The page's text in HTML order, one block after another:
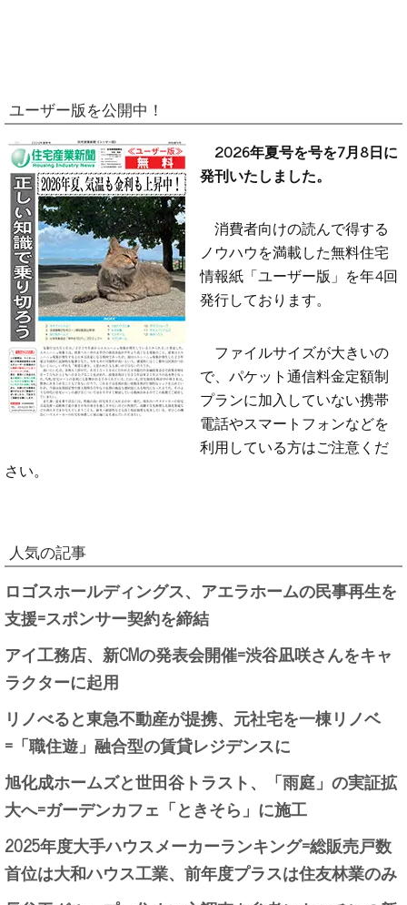
ユーザー版を公開中！
2026年夏号を号を7月8日に
発刊いたしました。
消費者向けの読んで得する
ノウハウを満載した無料住宅
情報紙「ユーザー版」を年4回
発行しております。
ファイルサイズが大きいの
で、パケット通信料金定額制
プランに加入していない携帯
電話やスマートフォンなどを
利用している方はご注意くだ
さい。
人気の記事
ロゴスホールディングス、アエラホームの民事再生を
支援=スポンサー契約を締結
アイ工務店、新CMの発表会開催=渋谷凪咲さんをキャ
ラクターに起用
リノべると東急不動産が提携、元社宅を一棟リノベ
=「職住遊」融合型の賃貸レジデンスに
旭化成ホームズと世田谷トラスト、「雨庭」の実証拡
大へ=ガーデンカフェ「ときそら」に施工
2025年度大手ハウスメーカーランキング=総販売戸数
首位は大和ハウス工業、前年度プラスは住友林業のみ